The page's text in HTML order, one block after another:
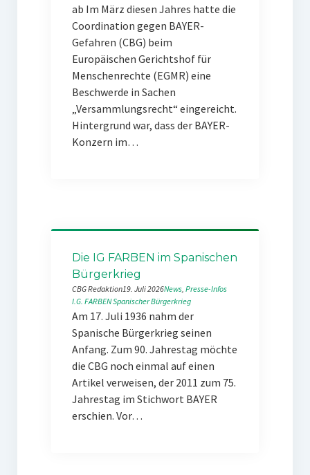
ab Im März diesen Jahres hatte die
Coordination gegen BAYER-
Gefahren (CBG) beim
Europäischen Gerichtshof für
Menschenrechte (EGMR) eine
Beschwerde in Sachen
„Versammlungsrecht“ eingereicht.
Hintergrund war, dass der BAYER-
Konzern im…
Die IG FARBEN im Spanischen
Bürgerkrieg
CBG Redaktion19. Juli 2026News, Presse-Infos
I.G. FARBENSpanischer Bürgerkrieg
Am 17. Juli 1936 nahm der
Spanische Bürgerkrieg seinen
Anfang. Zum 90. Jahrestag möchte
die CBG noch einmal auf einen
Artikel verweisen, der 2011 zum 75.
Jahrestag im Stichwort BAYER
erschien. Vor…